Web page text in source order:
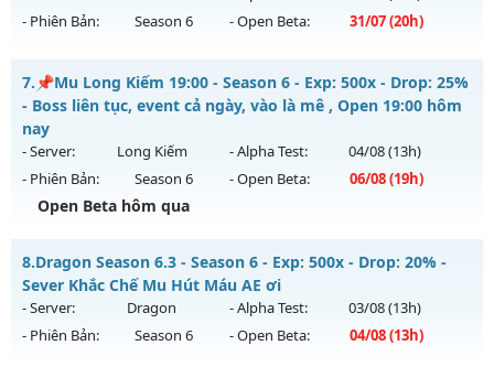
Antihack: Xshiel
Exp: 100x - Drop: 10%
Thể loại: Mu Nguyên bản Webzen
Antihack: ICM
- Phiên Bản:
Season 6 - Open Beta: 31/07(20h)
Mu WarX - 60 FPS - 50K Points - Lộ Trình Dài
Mu mới ra tháng 07 2026 - Mở máy chủMu WarXvào 20h
ngày 31/07/2626
Exp: 400x - Drop: 20%
Antihack: UGK Shield + Phoenix
7. 📌Mu Long Kiếm 19:00 - Season 6 - Exp: 500x - Drop: 25%
- Boss liên tục, event cả ngày, vào là mê , Open 19:00 hôm
nay
- Server: Long Kiếm - Alpha Test: 04/08(13h)
- Phiên Bản:
Season 6 - Open Beta: 06/08(19h)
Open Beta hôm qua
mê , Open 19:00 hôm nay
Mu mới ra tháng 08 2026 - Mở máy chủ
Long Kiếmvào 19h
ngày 06/08/2626
8.Dragon Season 6.3 - Season 6 - Exp: 500x - Drop: 20% -
Sever Khắc Chế Mu Hút Máu AE ơi
- Server: Dragon - Alpha Test: 03/08(13h)
- Phiên Bản:
Season 6 - Open Beta: 04/08(13h)